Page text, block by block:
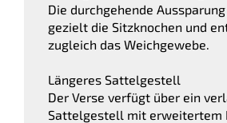
Die durchgehende
gezielt die Sitzknochen und
zugleich das Weichgewebe.
Längeres Sattelgestell
Der Verse verfügt über ein
Sattelgestell mit erweitertem